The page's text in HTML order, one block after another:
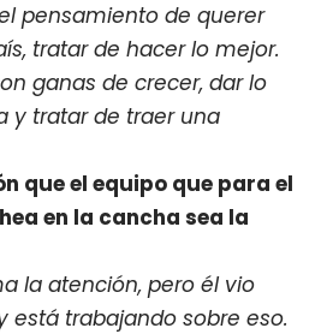
pensamiento de querer
tratar de hacer lo mejor.
ganas de crecer, dar lo
y tratar de traer una
que el equipo que para el
en la cancha sea la
la atención, pero él vio
está trabajando sobre eso.